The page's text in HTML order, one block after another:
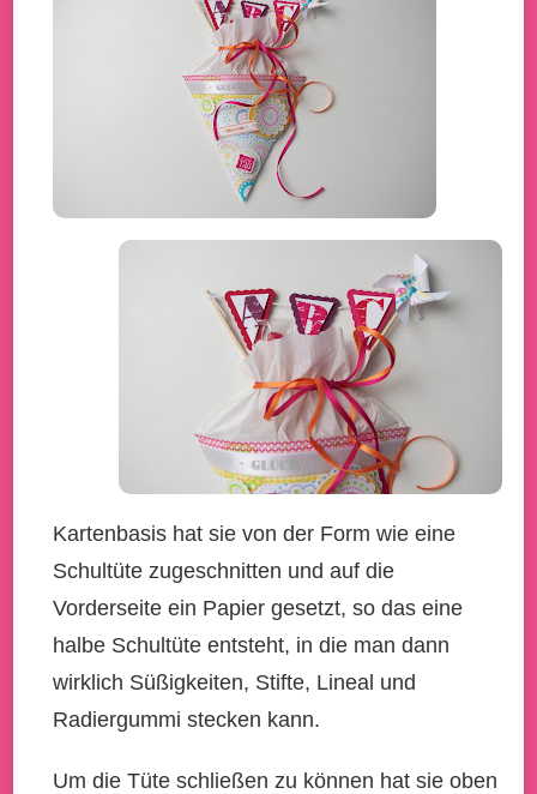
Kartenbasis hat sie von der Form wie eine
Schultüte zugeschnitten und auf die
Vorderseite ein Papier gesetzt, so das eine
halbe Schultüte entsteht, in die man dann
wirklich Süßigkeiten, Stifte, Lineal und
Radiergummi stecken kann.
Um die Tüte schließen zu können hat sie oben